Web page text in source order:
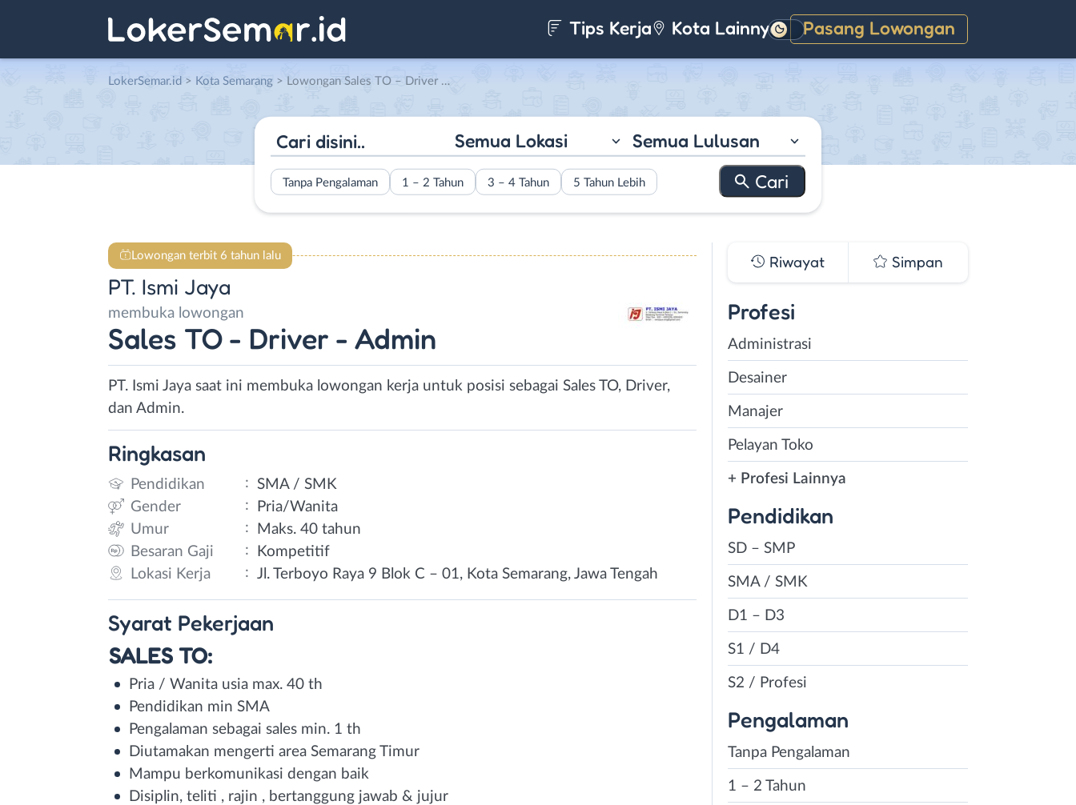
Tips Kerja Kota Lainnya Pasang Lowongan
Gelap
LokerSemar.id > Kota Semarang > Lowongan Sales TO – Driver – Admin di PT. Ismi Jaya
Semua Lokasi Semua Lulusan
Tanpa Pengalaman 1 – 2 Tahun 3 – 4 Tahun 5 Tahun Lebih
Lowongan terbit 6 tahun lalu
PT. Ismi Jaya
membuka lowongan
Sales TO - Driver - Admin
PT. Ismi Jaya saat ini membuka lowongan kerja untuk posisi sebagai Sales TO, Driver,
dan Admin.
Ringkasan
Pendidikan : SMA / SMK
Gender
:
Pria/Wanita
Umur
:
Maks. 40 tahun
Besaran Gaji
:
Kompetitif
Lokasi Kerja
: Jl. Terboyo Raya 9 Blok C – 01, Kota Semarang, Jawa Tengah
Syarat Pekerjaan
SALES TO:
Pria / Wanita usia max. 40 th
Pendidikan min SMA
Pengalaman sebagai sales min. 1 th
Diutamakan mengerti area Semarang Timur
Mampu berkomunikasi dengan baik
Disiplin, teliti , rajin , bertanggung jawab & jujur
Riwayat Simpan
Profesi
Administrasi
Desainer
Manajer
Pelayan Toko
+ Profesi Lainnya
Pendidikan
SD – SMP
SMA / SMK
D1 – D3
S1 / D4
S2 / Profesi
Pengalaman
Tanpa Pengalaman
1 – 2 Tahun